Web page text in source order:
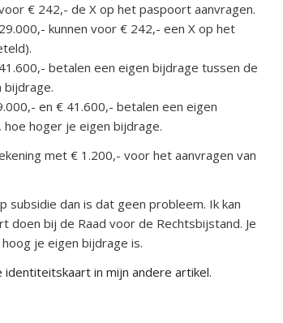
€ 242,- de X op het paspoort aanvragen.
kunnen voor € 242,- een X op het
betalen een eigen bijdrage tussen de
bijdrage.
en € 41.600,- betalen een eigen
hoger je eigen bijdrage.
met € 1.200,- voor het aanvragen van
dan is dat geen probleem. Ik kan
bij de Raad voor de Rechtsbijstand. Je
je eigen bijdrage is.
in mijn andere artikel.